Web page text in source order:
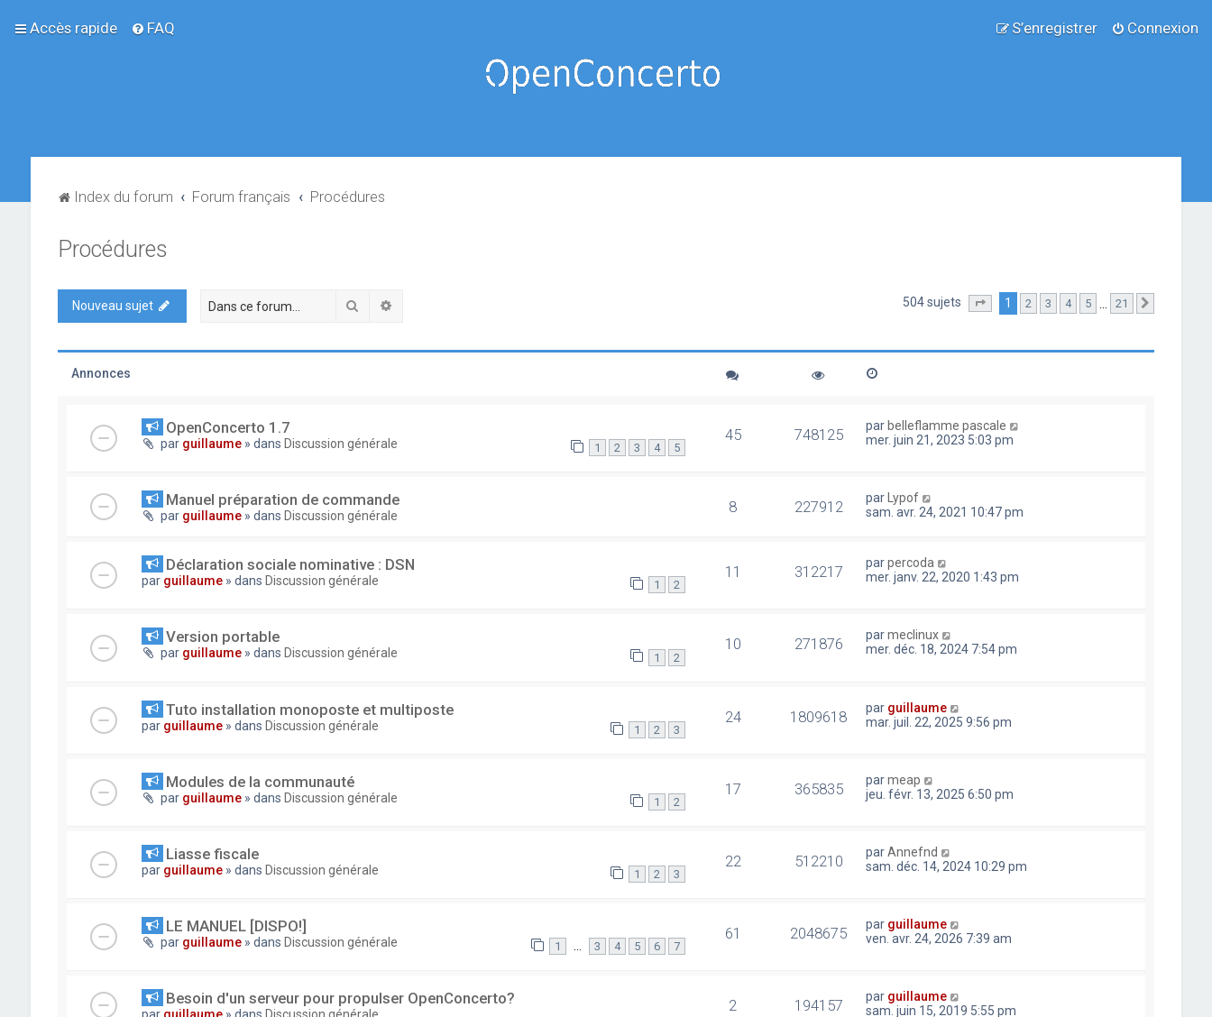
Accès rapide FAQ Connexion
S’enregistrer
Index du forum Forum français Procédures
Procédures
Nouveau sujet Rechercher 504 sujets Page sur 21
1 2 3 4 5 21
Annonces
OpenConcerto 1.7
par guillaume » dans Discussion générale 1 2 3 4 5
45 748125 par belleflamme pascale
mer. juin 21, 2023 5:03 pm
Manuel préparation de commande
par guillaume » dans Discussion générale 8 227912 par Lypof
sam. avr. 24, 2021 10:47 pm
Déclaration sociale nominative : DSN
par guillaume » dans Discussion générale 1 2
11 312217 parpercoda
mer. janv. 22, 2020 1:43 pm
Version portable
par guillaume » dans Discussion générale 1 2
10 271876 parmeclinux
mer. déc. 18, 2024 7:54 pm
Tuto installation monoposte et multiposte
par guillaume » dans Discussion générale 1 2 3
24 1809618 par guillaume
mar. juil. 22, 2025 9:56 pm
Modules de la communauté
par guillaume » dans Discussion générale 1 2
17 365835 parmeap
jeu. févr. 13, 2025 6:50 pm
Liasse fiscale
par guillaume » dans Discussion générale 1 2 3
22 512210 parAnnefnd
sam. déc. 14, 2024 10:29 pm
LE MANUEL [DISPO!]
par guillaume » dans Discussion générale 1 … 3 4 5 6 7
61 2048675 par guillaume
ven. avr. 24, 2026 7:39 am
Besoin d'un serveur pour propulser OpenConcerto? 2 194157 par guillaume
sam. juin 15, 2019 5:55 pm